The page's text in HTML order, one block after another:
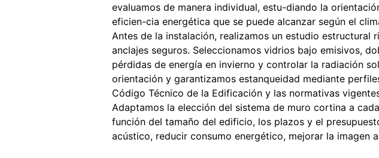
evaluamos de manera individual, estu-diando la
eficien-cia energética que se puede alcanzar según el
Antes de la instalación, realizamos un estudio
anclajes seguros. Seleccionamos vidrios bajo emisivos,
pérdidas de energía en invierno y controlar la radiación
orientación y garantizamos estanqueidad mediante
Código Técnico de la Edificación y las normativas
Adaptamos la elección del sistema de muro cortina a
función del tamaño del edificio, los plazos y el
acústico, reducir consumo energético, mejorar la imagen